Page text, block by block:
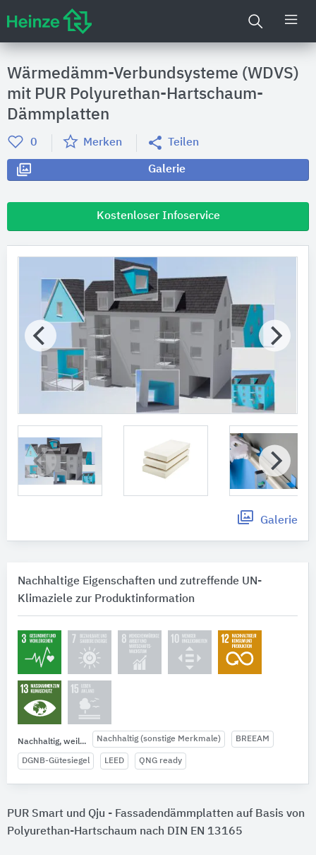
Wärmedämm-Verbundsysteme (WDVS)
mit PUR Polyurethan-Hartschaum-
Dämmplatten
0 Merken Teilen
Galerie
Kostenloser Infoservice
Galerie
Nachhaltige Eigenschaften und zutreffende UN-
Klimaziele zur Produktinformation
Nachhaltig, weil... Nachhaltig (sonstige Merkmale) BREEAM
DGNB-Gütesiegel LEED QNG ready
PUR Smart und Qju - Fassadendämmplatten auf Basis von
Polyurethan-Hartschaum nach DIN EN 13165